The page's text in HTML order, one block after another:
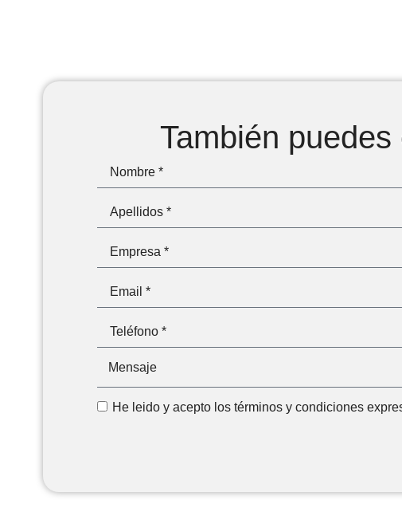
También
He leido y acepto los términos y condiciones